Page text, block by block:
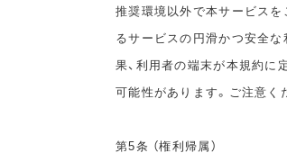
推奨環境以外で本サービスを
るサービスの円滑かつ安全
果、利用者の端末が本規約に
可能性があります。ご注意く
第5条 （権利帰属）